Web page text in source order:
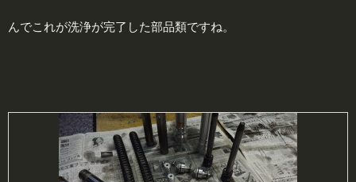
んでこれが洗浄が完了した部品類ですね。